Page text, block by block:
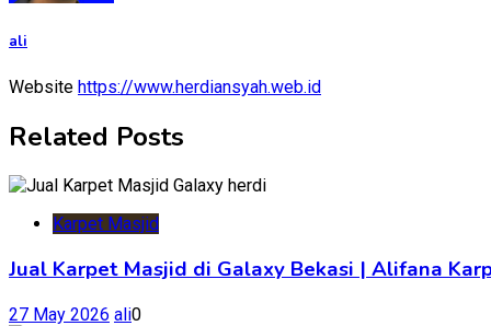
ali
Website https://www.herdiansyah.web.id
Related Posts
Karpet Masjid
Jual Karpet Masjid di Galaxy Bekasi | Alifana
27 May 2026 ali0